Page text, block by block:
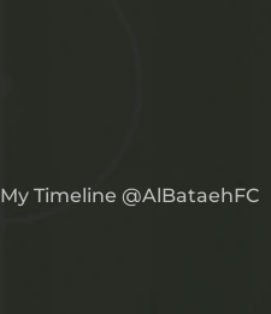
My Timeline @AlBataehFC